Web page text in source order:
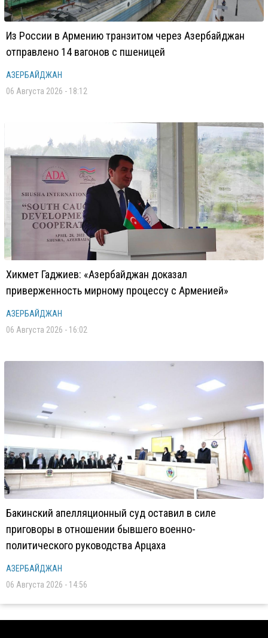
Из России в Армению транзитом через Азербайджан
отправлено 14 вагонов с пшеницей
АЗЕРБАЙДЖАН
06 Августа 2026 - 18:12
Хикмет Гаджиев: «Азербайджан доказал
приверженность мирному процессу с Арменией»
АЗЕРБАЙДЖАН
06 Августа 2026 - 16:02
Бакинский апелляционный суд оставил в силе
приговоры в отношении бывшего военно-
политического руководства Арцаха
АЗЕРБАЙДЖАН
06 Августа 2026 - 14:56